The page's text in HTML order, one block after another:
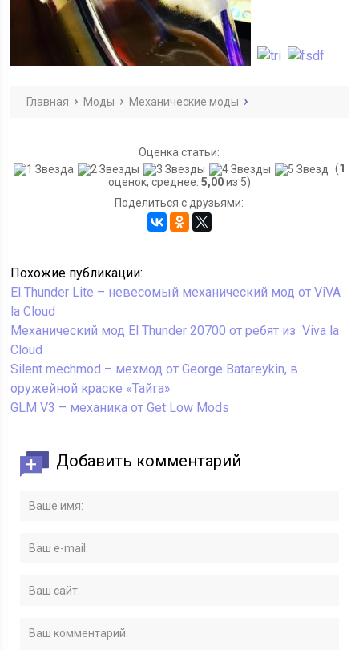
Главная Моды Механические моды
Оценка статьи:
(1
оценок, среднее: 5,00из 5)
Поделиться с друзьями:
Похожие публикации:
El Thunder Lite – невесомый механический мод от ViVA
la Cloud
Механический мод El Thunder 20700 от ребят из Viva la
Cloud
Silent mechmod – мехмод от George Batareykin, в
оружейной краске «Тайга»
GLM V3 – механика от Get Low Mods
Добавить комментарий